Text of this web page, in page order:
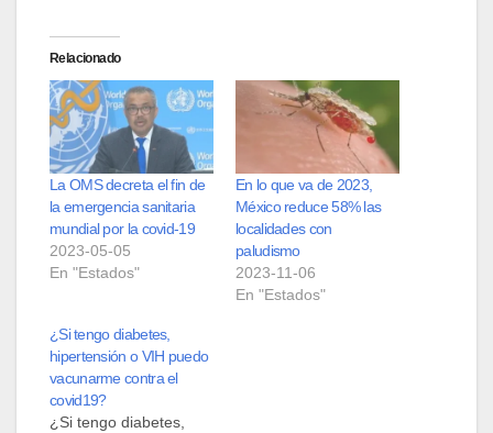
Relacionado
La OMS decreta el fin de
la emergencia sanitaria
mundial por la covid-19
2023-05-05
En "Estados"
En lo que va de 2023,
México reduce 58% las
localidades con
paludismo
2023-11-06
En "Estados"
¿Si tengo diabetes,
hipertensión o VIH puedo
vacunarme contra el
covid19?
¿Si tengo diabetes,